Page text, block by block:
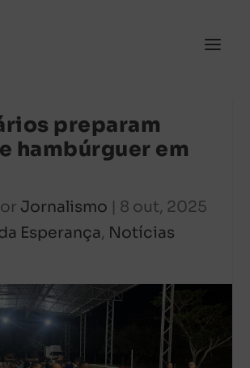
preparam
hambúrguer em
Jornalismo | 8 out, 2025
Esperança, Notícias